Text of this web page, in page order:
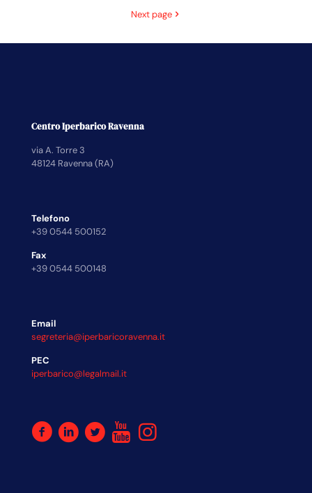
Next page
Centro Iperbarico Ravenna
via A. Torre 3
48124 Ravenna (RA)
Telefono
+39 0544 500152
Fax
+39 0544 500148
Email
segreteria@iperbaricoravenna.it
PEC
iperbarico@legalmail.it